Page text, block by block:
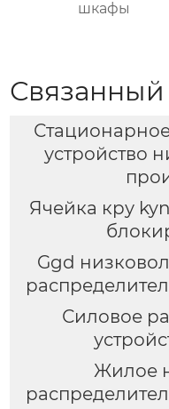
шкафы
Связанный
устройство
Ячейка кру
Ggd
Силовое
Жилое